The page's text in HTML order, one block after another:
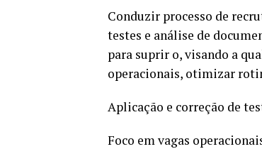
Conduzir processo de
testes e análise de
para suprir o, visando a
operacionais, otimizar
Aplicação e correção de
Foco em vagas